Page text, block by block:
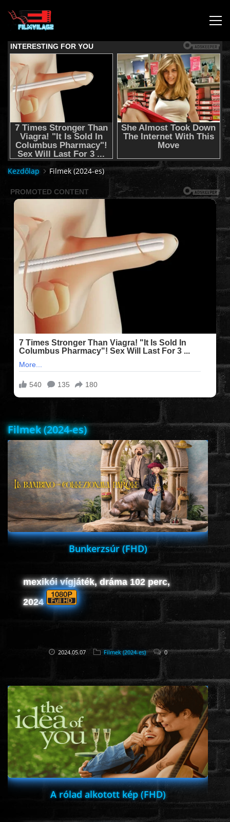
KEZDŐLAP
JOGI NYILATKOZAT,SEGÍTSÉG NYÚJTÁS,FELHASZNÁLÁSI
FELTÉTEL
AUDIO TRACK SWITCHING/HANGSÁV BEÁLLÍTÁSOK/
2K & 4K FILMEK
FILMEK (2026-OS)
FILMEK (2025-ÖS)
FILMEK (2024-ES)
FILMEK (2023-AS)
FILMEK (2022-ES)
FELIRATOS FILMEK
VÍGJÁTÉK
HORROR
SCI-FI
ANIMÁCIÓS
FANTASY
DRÁMA
ROMANTIKUS
HÁBORÚS
KATASZTRÓFA
Kezdőlap Filmek (2024-es)
Filmek (2024-es)
Bunkerzsúr (FHD)
mexikói vígjáték, dráma 102 perc,
2024
2024.05.07 Filmek (2024-es) 0
A rólad alkotott kép (FHD)